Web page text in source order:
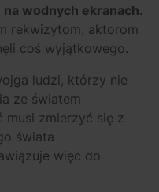
wodnych ekranach.
rekwizytom, aktorom
coś wyjątkowego.
ludzi, którzy nie
ze światem
musi zmierzyć się z
świata
więc do